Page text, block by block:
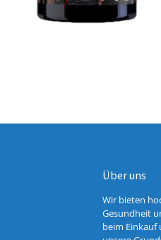
Über uns
Wir bieten
Gesundheit
beim